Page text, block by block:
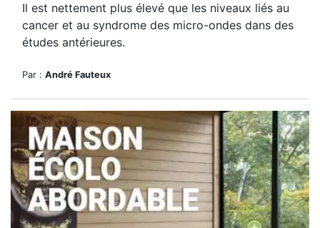
Il est nettement plus élevé que les niveaux liés au
cancer et au syndrome des micro-ondes dans des
études antérieures.
Par : André Fauteux